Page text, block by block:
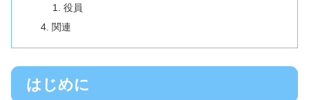
役員
関連
はじめに